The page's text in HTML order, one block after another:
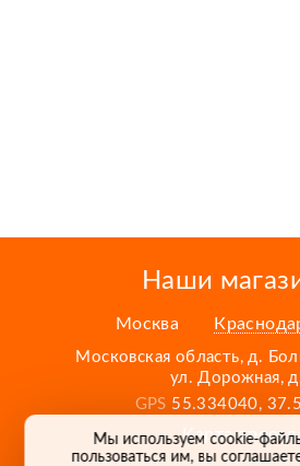
Наши
Москва
Московская область, д.
ул. Дорожная,
GPS 55.334040,
Карта
Мы используем cookie-
пользоваться им, вы